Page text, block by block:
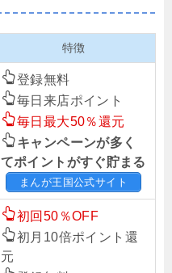
特徴
登録無料
毎日来店ポイント
毎日最大50％還元
キャンペーンが多く
てポイントがすぐ貯まる
まんが王国公式サイト
初回50％OFF
初月10倍ポイント還
元